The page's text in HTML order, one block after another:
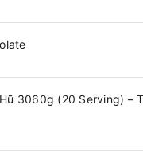
3060g (20 Serving) –